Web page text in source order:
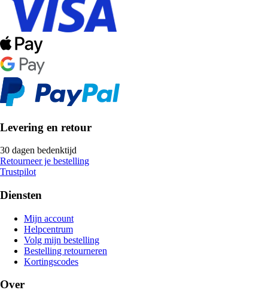
Levering en retour
30 dagen bedenktijd
Retourneer je bestelling
Trustpilot
Diensten
Mijn account
Helpcentrum
Volg mijn bestelling
Bestelling retourneren
Kortingscodes
Over